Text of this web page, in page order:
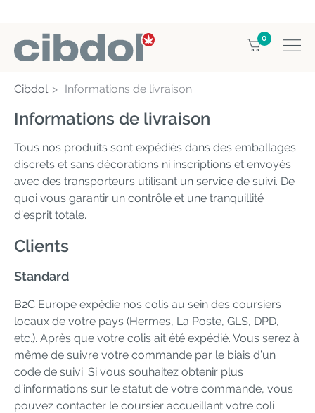
0
Cibdol Informations de livraison
Informations de livraison
Tous nos produits sont expédiés dans des emballages
discrets et sans décorations ni inscriptions et envoyés
avec des transporteurs utilisant un service de suivi. De
quoi vous garantir un contrôle et une tranquillité
d’esprit totale.
Clients
Standard
B2C Europe expédie nos colis au sein des coursiers
locaux de votre pays (Hermes, La Poste, GLS, DPD,
etc.). Après que votre colis ait été expédié. Vous serez à
même de suivre votre commande par le biais d’un
code de suivi. Si vous souhaitez obtenir plus
d’informations sur le statut de votre commande, vous
pouvez contacter le coursier accueillant votre coli